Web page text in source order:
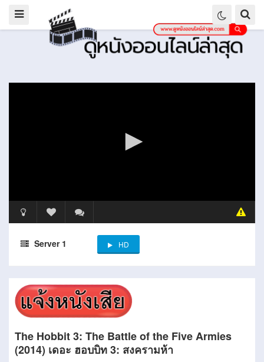
Server 1 HD
The Hobbit 3: The Battle of the Five Armies
(2014) เดอะ ฮอบบิท 3: สงครามห้า